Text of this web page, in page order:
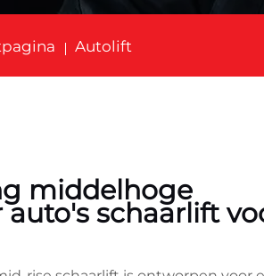
Autolift
middelhoge
schaarlift